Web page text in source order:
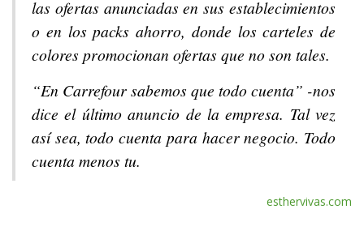
las ofertas anunciadas en sus establecimientos
o en los packs ahorro, donde los carteles de
colores promocionan ofertas que no son tales.
“En Carrefour sabemos que todo cuenta” -nos
dice el último anuncio de la empresa. Tal vez
así sea, todo cuenta para hacer negocio. Todo
cuenta menos tu.
esthervivas.com